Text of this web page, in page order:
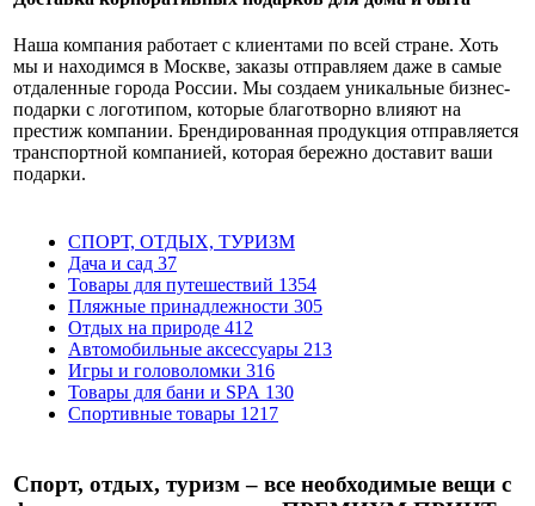
Наша компания работает с клиентами по всей стране. Хоть
мы и находимся в Москве, заказы отправляем даже в самые
отдаленные города России. Мы создаем уникальные бизнес-
подарки с логотипом, которые благотворно влияют на
престиж компании. Брендированная продукция отправляется
транспортной компанией, которая бережно доставит ваши
подарки.
СПОРТ, ОТДЫХ, ТУРИЗМ
Дача и сад 37
Товары для путешествий 1354
Пляжные принадлежности 305
Отдых на природе 412
Автомобильные аксессуары 213
Игры и головоломки 316
Товары для бани и SPA 130
Спортивные товары 1217
Спорт, отдых, туризм – все необходимые вещи с